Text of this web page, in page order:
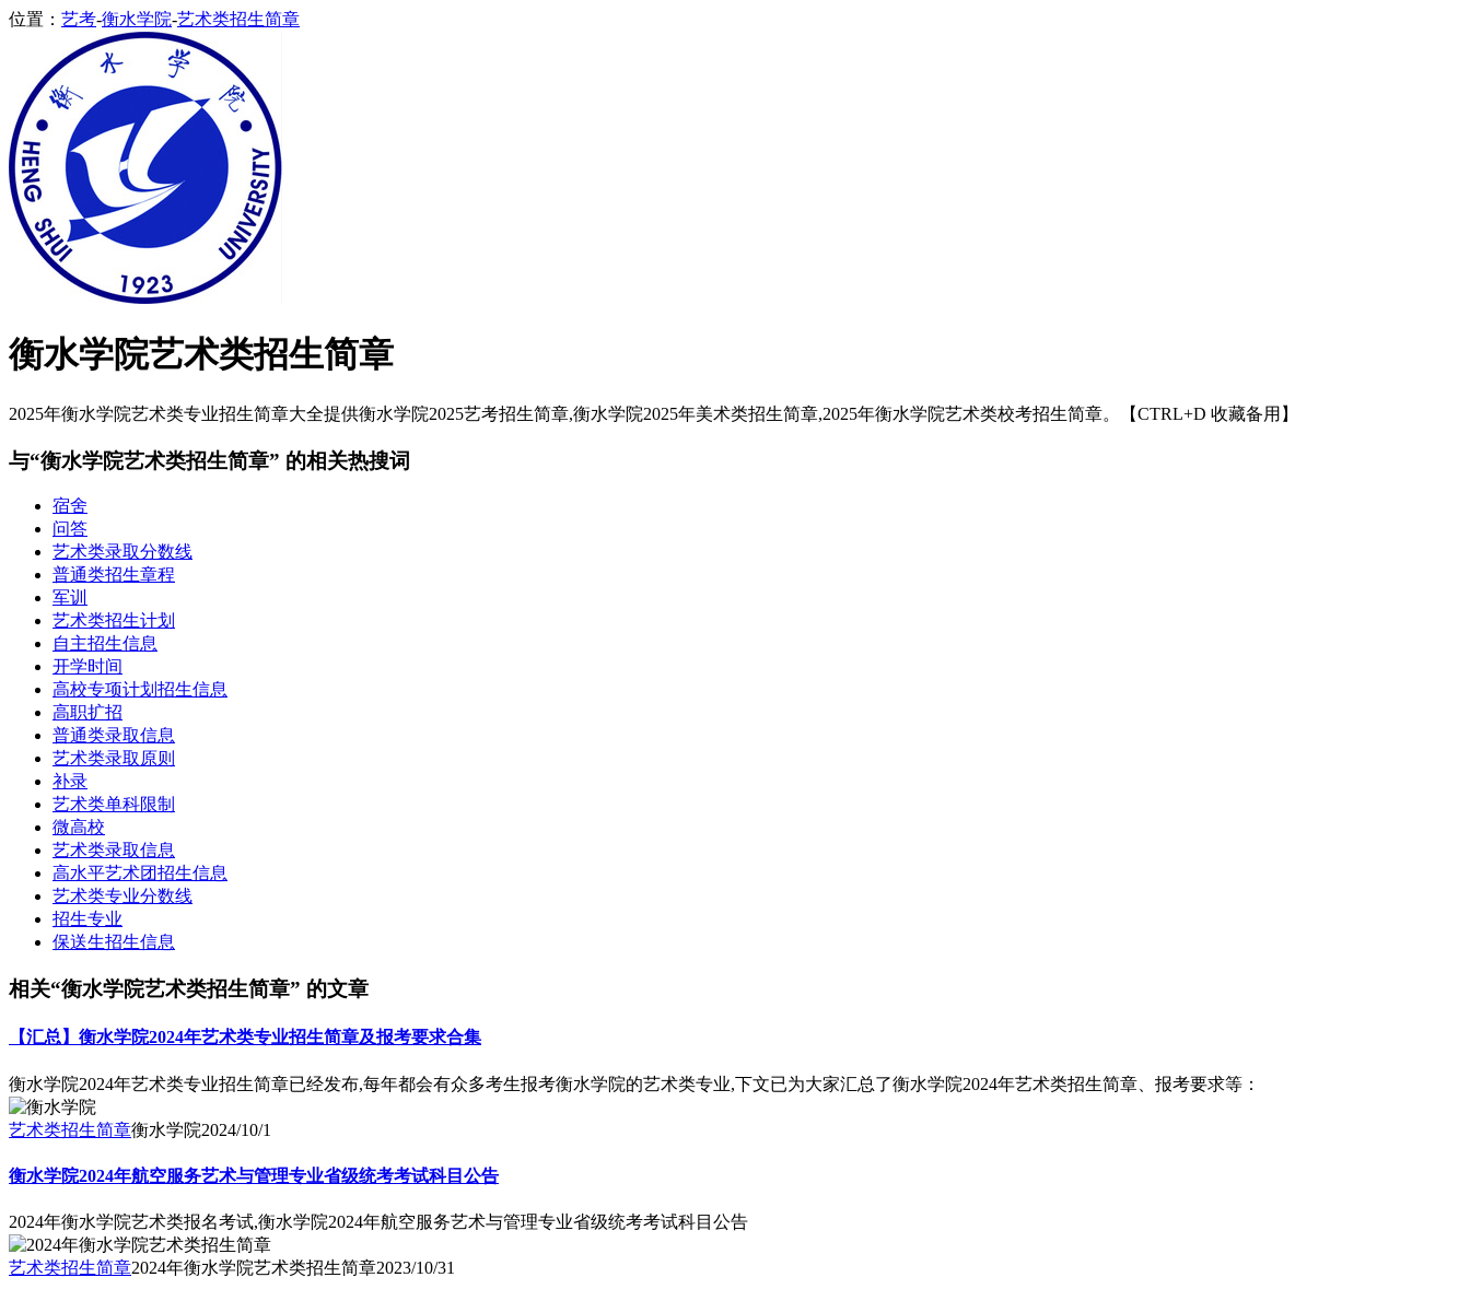
位置： 艺考-衡水学院-艺术类招生简章
衡水学院艺术类招生简章
2025年衡水学院艺术类专业招生简章大全提供衡水学院2025艺考招生简章,衡水学院2025年美术类招生简章,2025年衡水学院艺术类校考招生简章。【CTRL+D 收藏备用】
与“衡水学院艺术类招生简章” 的相关热搜词
宿舍
问答
艺术类录取分数线
普通类招生章程
军训
艺术类招生计划
自主招生信息
开学时间
高校专项计划招生信息
高职扩招
普通类录取信息
艺术类录取原则
补录
艺术类单科限制
微高校
艺术类录取信息
高水平艺术团招生信息
艺术类专业分数线
招生专业
保送生招生信息
相关“衡水学院艺术类招生简章” 的文章
【汇总】衡水学院2024年艺术类专业招生简章及报考要求合集
衡水学院2024年艺术类专业招生简章已经发布,每年都会有众多考生报考衡水学院的艺术类专业,下文已为大家汇总了衡水学院2024年艺术类招生简章、报考要求等：
艺术类招生简章衡水学院2024/10/1
衡水学院2024年航空服务艺术与管理专业省级统考考试科目公告
2024年衡水学院艺术类报名考试,衡水学院2024年航空服务艺术与管理专业省级统考考试科目公告
艺术类招生简章2024年衡水学院艺术类招生简章2023/10/31